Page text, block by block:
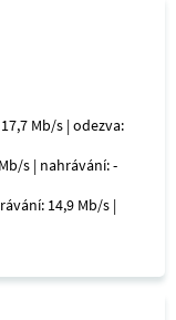
Mb/s | odezva:
s | nahrávání: -
14,9 Mb/s |